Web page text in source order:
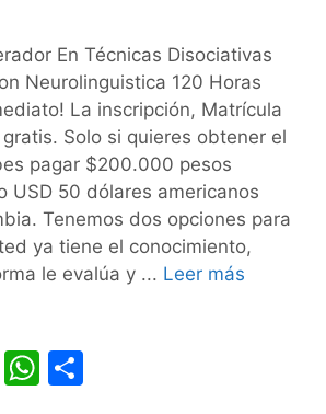
En Técnicas Disociativas
Neurolinguistica 120 Horas
La inscripción, Matrícula
Solo si quieres obtener el
pagar $200.000 pesos
USD 50 dólares americanos
Tenemos dos opciones para
ya tiene el conocimiento,
le evalúa y ... Leer más
E
W